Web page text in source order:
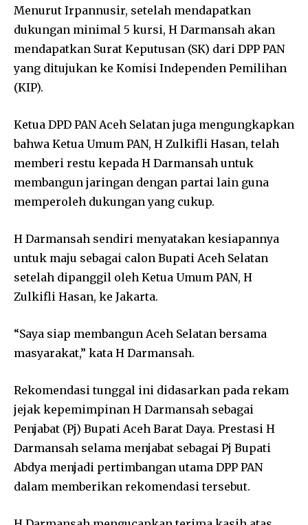
Menurut Irpannusir, setelah mendapatkan
dukungan minimal 5 kursi, H Darmansah akan
mendapatkan Surat Keputusan (SK) dari DPP PAN
yang ditujukan ke Komisi Independen Pemilihan
(KIP).
Ketua DPD PAN Aceh Selatan juga mengungkapkan
bahwa Ketua Umum PAN, H Zulkifli Hasan, telah
memberi restu kepada H Darmansah untuk
membangun jaringan dengan partai lain guna
memperoleh dukungan yang cukup.
H Darmansah sendiri menyatakan kesiapannya
untuk maju sebagai calon Bupati Aceh Selatan
setelah dipanggil oleh Ketua Umum PAN, H
Zulkifli Hasan, ke Jakarta.
“Saya siap membangun Aceh Selatan bersama
masyarakat,” kata H Darmansah.
Rekomendasi tunggal ini didasarkan pada rekam
jejak kepemimpinan H Darmansah sebagai
Penjabat (Pj) Bupati Aceh Barat Daya. Prestasi H
Darmansah selama menjabat sebagai Pj Bupati
Abdya menjadi pertimbangan utama DPP PAN
dalam memberikan rekomendasi tersebut.